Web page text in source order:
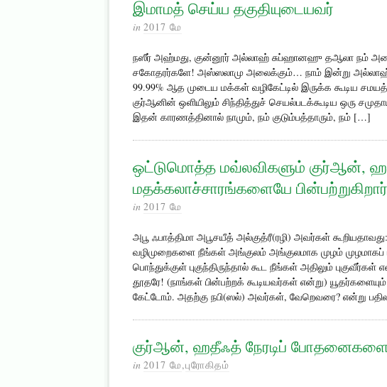
இமாமத் செய்ய தகுதியுடையவர்
in 2017 மே
நஸீர் அஹ்மது, குன்னூர் அல்லாஹ் சுப்ஹானஹு தஆலா நம்
சகோதரர்களே! அஸ்ஸலாமு அலைக்கும்… நாம் இன்று
99.99% ஆத முடைய மக்கள் வழிகேட்டில் இருக்க கூடிய
குர்ஆனின் ஒளியிலும் சிந்தித்துச் செயல்படக்கூடிய ஒரு
இதன் காரணத்தினால் நாமும், நம் குடும்பத்தாரும், நம் […]
ஒட்டுமொத்த மவ்லவிகளும் குர்ஆன்,
மதக்கலாச்சாரங்களையே
in 2017 மே
அபூ ஃபாத்திமா அபூசயீத் அல்குத்ரீ(ரழி) அவர்கள்
வழிமுறைகளை நீங்கள் அங்குலம் அங்குலமாக முழம்
பொந்துக்குள் புகுந்திருந்தால் கூட நீங்கள் அதிலும்
தூதரே! (நாங்கள் பின்பற்றக் கூடியவர்கள் என்று)
கேட்டோம். அதற்கு நபி(ஸல்) அவர்கள், வேறெவரை? என்று
குர்ஆன், ஹதீஃத் நேரடிப்
in 2017 மே,புரோகிதம்